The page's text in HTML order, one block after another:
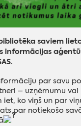
saviem
informācijas
par savu
– uzņēmumu
iet, ko viņš un par
par notiekošo